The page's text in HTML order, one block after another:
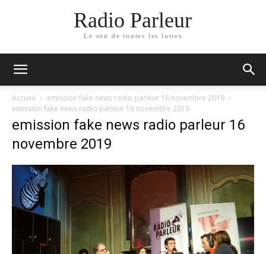
Radio Parleur
Le son de toutes les luttes
Accueil
emission fake news radio parleur 16 novembre 2019
emission fake news radio parleur 16 novembre 2019
emission fake news radio parleur 16
novembre 2019